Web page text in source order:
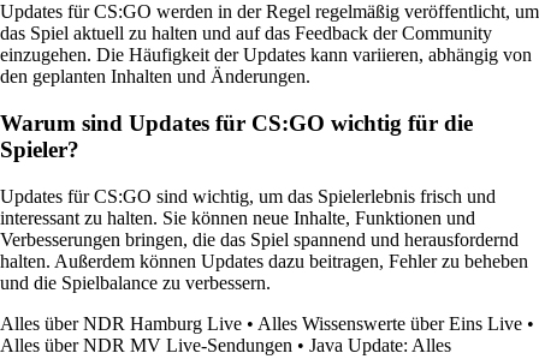
Updates für CS:GO werden in der Regel regelmäßig veröffentlicht, um
das Spiel aktuell zu halten und auf das Feedback der Community
einzugehen. Die Häufigkeit der Updates kann variieren, abhängig von
den geplanten Inhalten und Änderungen.
Warum sind Updates für CS:GO wichtig für die
Spieler?
Updates für CS:GO sind wichtig, um das Spielerlebnis frisch und
interessant zu halten. Sie können neue Inhalte, Funktionen und
Verbesserungen bringen, die das Spiel spannend und herausfordernd
halten. Außerdem können Updates dazu beitragen, Fehler zu beheben
und die Spielbalance zu verbessern.
Alles über NDR Hamburg Live • Alles Wissenswerte über Eins Live •
Alles über NDR MV Live-Sendungen • Java Update: Alles